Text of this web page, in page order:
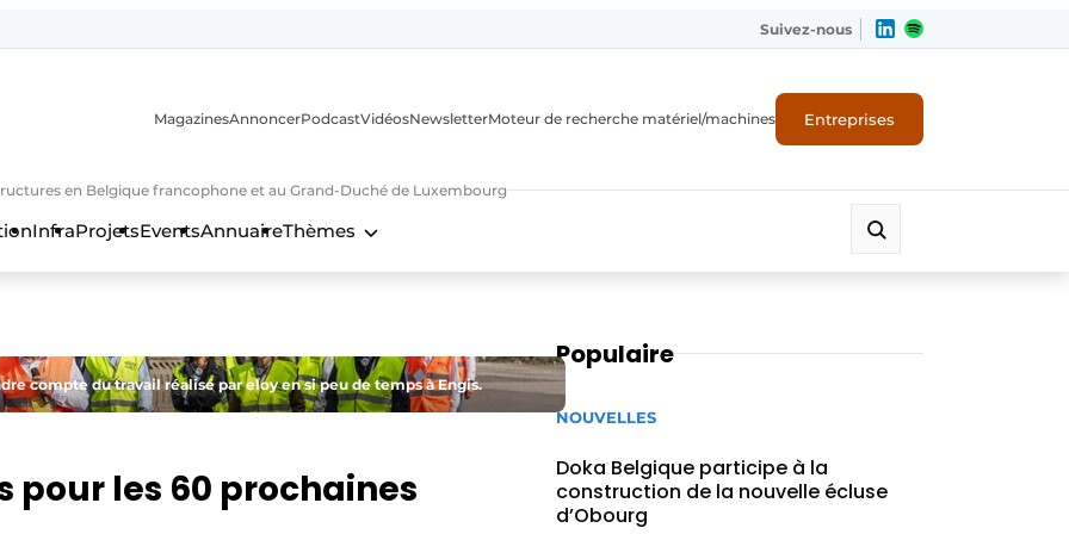
Suivez-nous
en Belgique francophone et au Grand-Duché de Luxembourg
MagazinesAnnoncerPodcastVidéosNewsletterMoteur de recherche matériel/machines Entreprises
InfraProjetsEventsAnnuaireThèmes
compte du travail réalisé par eloy en si peu de temps à Engis.
pour les 60 prochaines
Populaire
NOUVELLES
Doka Belgique participe à la
construction de la nouvelle écluse
d’Obourg